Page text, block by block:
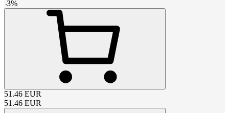
-3%
51.46 EUR
51.46 EUR